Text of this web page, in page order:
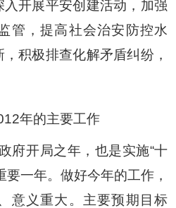
开展平安创建活动，加强
管，提高社会治安防控水
积极排查化解矛盾纠纷，
年的主要工作
府开局之年，也是实施“十
一年。做好今年的工作，
意义重大。主要预期目标